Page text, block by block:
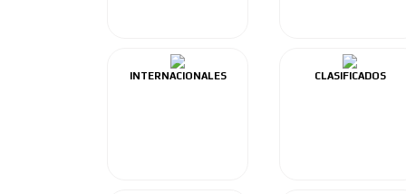
INTERNACIONALES CLASIFICADOS